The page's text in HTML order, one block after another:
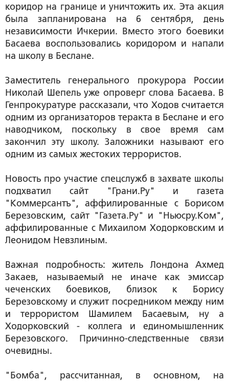
коридор на границе и уничтожить их. Эта акция
была запланирована на 6 сентября, день
независимости Ичкерии. Вместо этого боевики
Басаева воспользовались коридором и напали
на школу в Беслане.
Заместитель генерального прокурора России
Николай Шепель уже опроверг слова Басаева. В
Генпрокуратуре рассказали, что Ходов считается
одним из организаторов теракта в Беслане и его
наводчиком, поскольку в свое время сам
закончил эту школу. Заложники называют его
одним из самых жестоких террористов.
Новость про участие спецслужб в захвате школы
подхватил сайт "Грани.Ру" и газета
"Коммерсантъ", аффилированные с Борисом
Березовским, сайт "Газета.Ру" и "Ньюсру.Ком",
аффилированные с Михаилом Ходорковским и
Леонидом Невзлиным.
Важная подробность: житель Лондона Ахмед
Закаев, называемый не иначе как эмиссар
чеченских боевиков, близок к Борису
Березовскому и служит посредником между ним
и террористом Шамилем Басаевым, ну а
Ходорковский - коллега и единомышленник
Березовского. Причинно-следственные связи
очевидны.
"Бомба", рассчитанная, в основном, на